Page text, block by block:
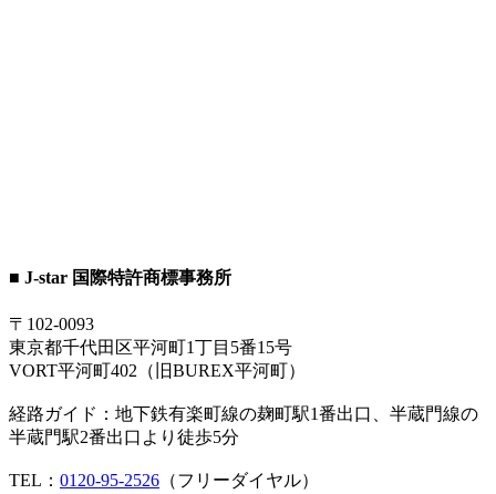
■ J-star 国際特許商標事務所
〒102-0093
東京都千代田区平河町1丁目5番15号
VORT平河町402（旧BUREX平河町）
経路ガイド：地下鉄有楽町線の麹町駅1番出口、半蔵門線の
半蔵門駅2番出口より徒歩5分
TEL： 0120-95-2526 （フリーダイヤル）